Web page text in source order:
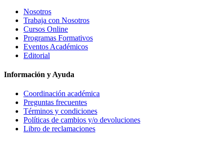
Nosotros
Trabaja con Nosotros
Cursos Online
Programas Formativos
Eventos Académicos
Editorial
Información y Ayuda
Coordinación académica
Preguntas frecuentes
Términos y condiciones
Políticas de cambios y/o devoluciones
Libro de reclamaciones